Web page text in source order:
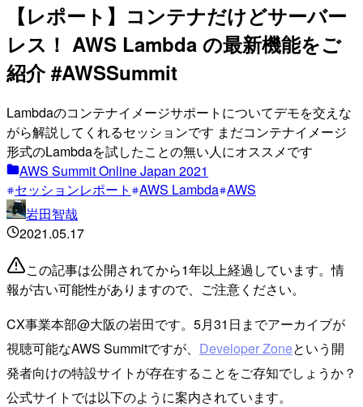
【レポート】コンテナだけどサーバー
レス！ AWS Lambda の最新機能をご
紹介 #AWSSummit
Lambdaのコンテナイメージサポートについてデモを交えな
がら解説してくれるセッションです まだコンテナイメージ
形式のLambdaを試したことの無い人にオススメです
AWS Summit Online Japan 2021
セッションレポート
AWS Lambda AWS
岩田智哉
2021.05.17
この記事は公開されてから1年以上経過しています。情
報が古い可能性がありますので、ご注意ください。
CX事業本部@大阪の岩田です。5月31日までアーカイブが
視聴可能なAWS Summitですが、 Developer Zoneという開
発者向けの特設サイトが存在することをご存知でしょうか？
公式サイトでは以下のように案内されています。